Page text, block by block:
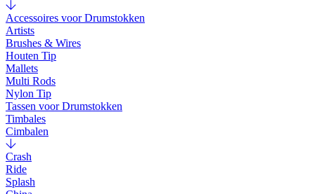
Accessoires voor Drumstokken
Artists
Brushes & Wires
Houten Tip
Mallets
Multi Rods
Nylon Tip
Tassen voor Drumstokken
Timbales
Cimbalen
Crash
Ride
Splash